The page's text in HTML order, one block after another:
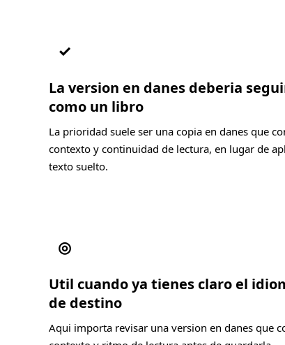
✓
La version en danes deberia
como un libro
La prioridad suele ser una copia en danes que
contexto y continuidad de lectura, en lugar de
texto suelto.
◎
Util cuando ya tienes claro el
de destino
Aqui importa revisar una version en danes que